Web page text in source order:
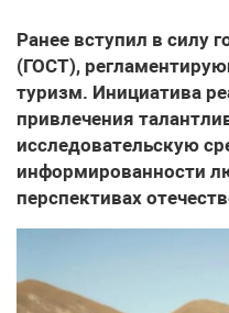
Ранее вступил в силу
(ГОСТ),
туризм. Инициатива
привлечения
исследовательскую
информированности
перспективах